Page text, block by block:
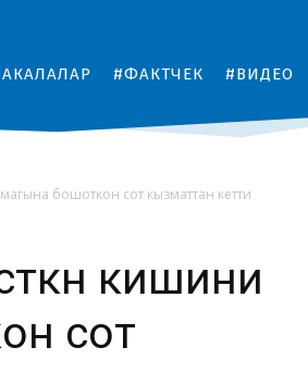
#ФАКТЧЕК #ВИДЕО
бошоткон cот кызматтан кетти
кишини
cот